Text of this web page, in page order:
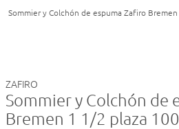
Sommier y Colchón de espuma Zafiro
ZAFIRO
Sommier y Colchón de
Bremen 1 1/2 plaza
Doves